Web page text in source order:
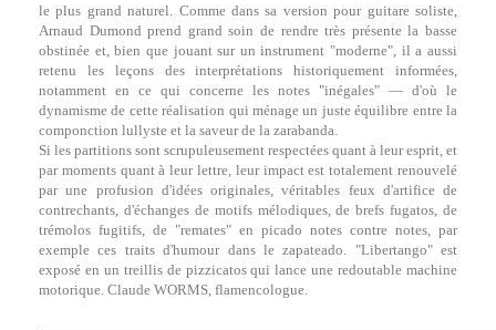
le plus grand naturel. Comme dans sa version pour guitare soliste,
Arnaud Dumond prend grand soin de rendre très présente la basse
obstinée et, bien que jouant sur un instrument "moderne", il a aussi
retenu les leçons des interprétations historiquement informées,
notamment en ce qui concerne les notes "inégales" — d'où le
dynamisme de cette réalisation qui ménage un juste équilibre entre la
componction lullyste et la saveur de la zarabanda.
Si les partitions sont scrupuleusement respectées quant à leur esprit, et
par moments quant à leur lettre, leur impact est totalement renouvelé
par une profusion d'idées originales, véritables feux d'artifice de
contrechants, d'échanges de motifs mélodiques, de brefs fugatos, de
trémolos fugitifs, de "remates" en picado notes contre notes, par
exemple ces traits d'humour dans le zapateado. "Libertango" est
exposé en un treillis de pizzicatos qui lance une redoutable machine
motorique. Claude WORMS, flamencologue.